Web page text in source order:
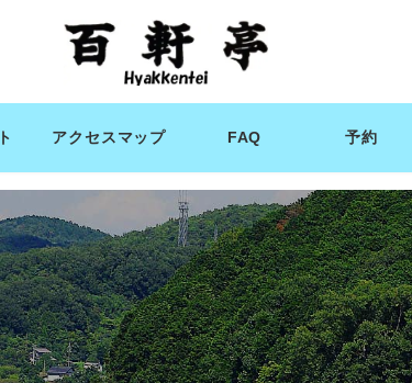
アクセスマップ FAQ 予約